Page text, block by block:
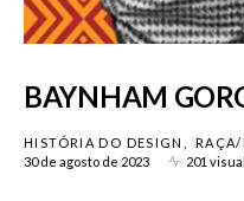
BAYNHAM
HISTÓRIA DO DESIGN
30 de agosto de 2023
201